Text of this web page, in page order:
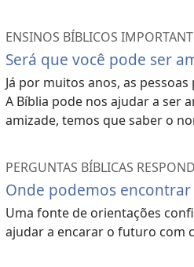
ENSINOS BÍBLICOS
Será que você pode ser
Já por muitos anos, as
A Bíblia pode nos ajudar a ser
amizade, temos que saber o
PERGUNTAS BÍBLICAS
Onde podemos encontrar
Uma fonte de orientações
ajudar a encarar o futuro com